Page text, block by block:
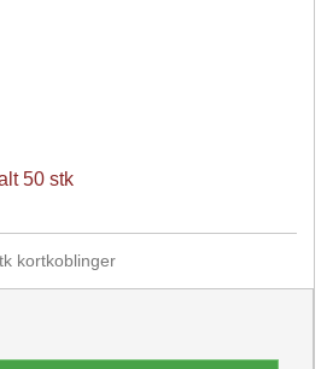
50 stk
kortkoblinger